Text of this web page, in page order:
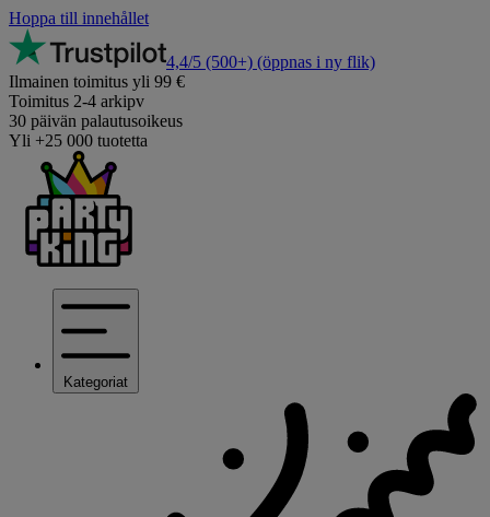
Hoppa till innehållet
4,4/5 (500+) (öppnas i ny flik)
Ilmainen toimitus yli 99 €
Toimitus 2-4 arkipv
30 päivän palautusoikeus
Yli +25 000 tuotetta
Kategoriat